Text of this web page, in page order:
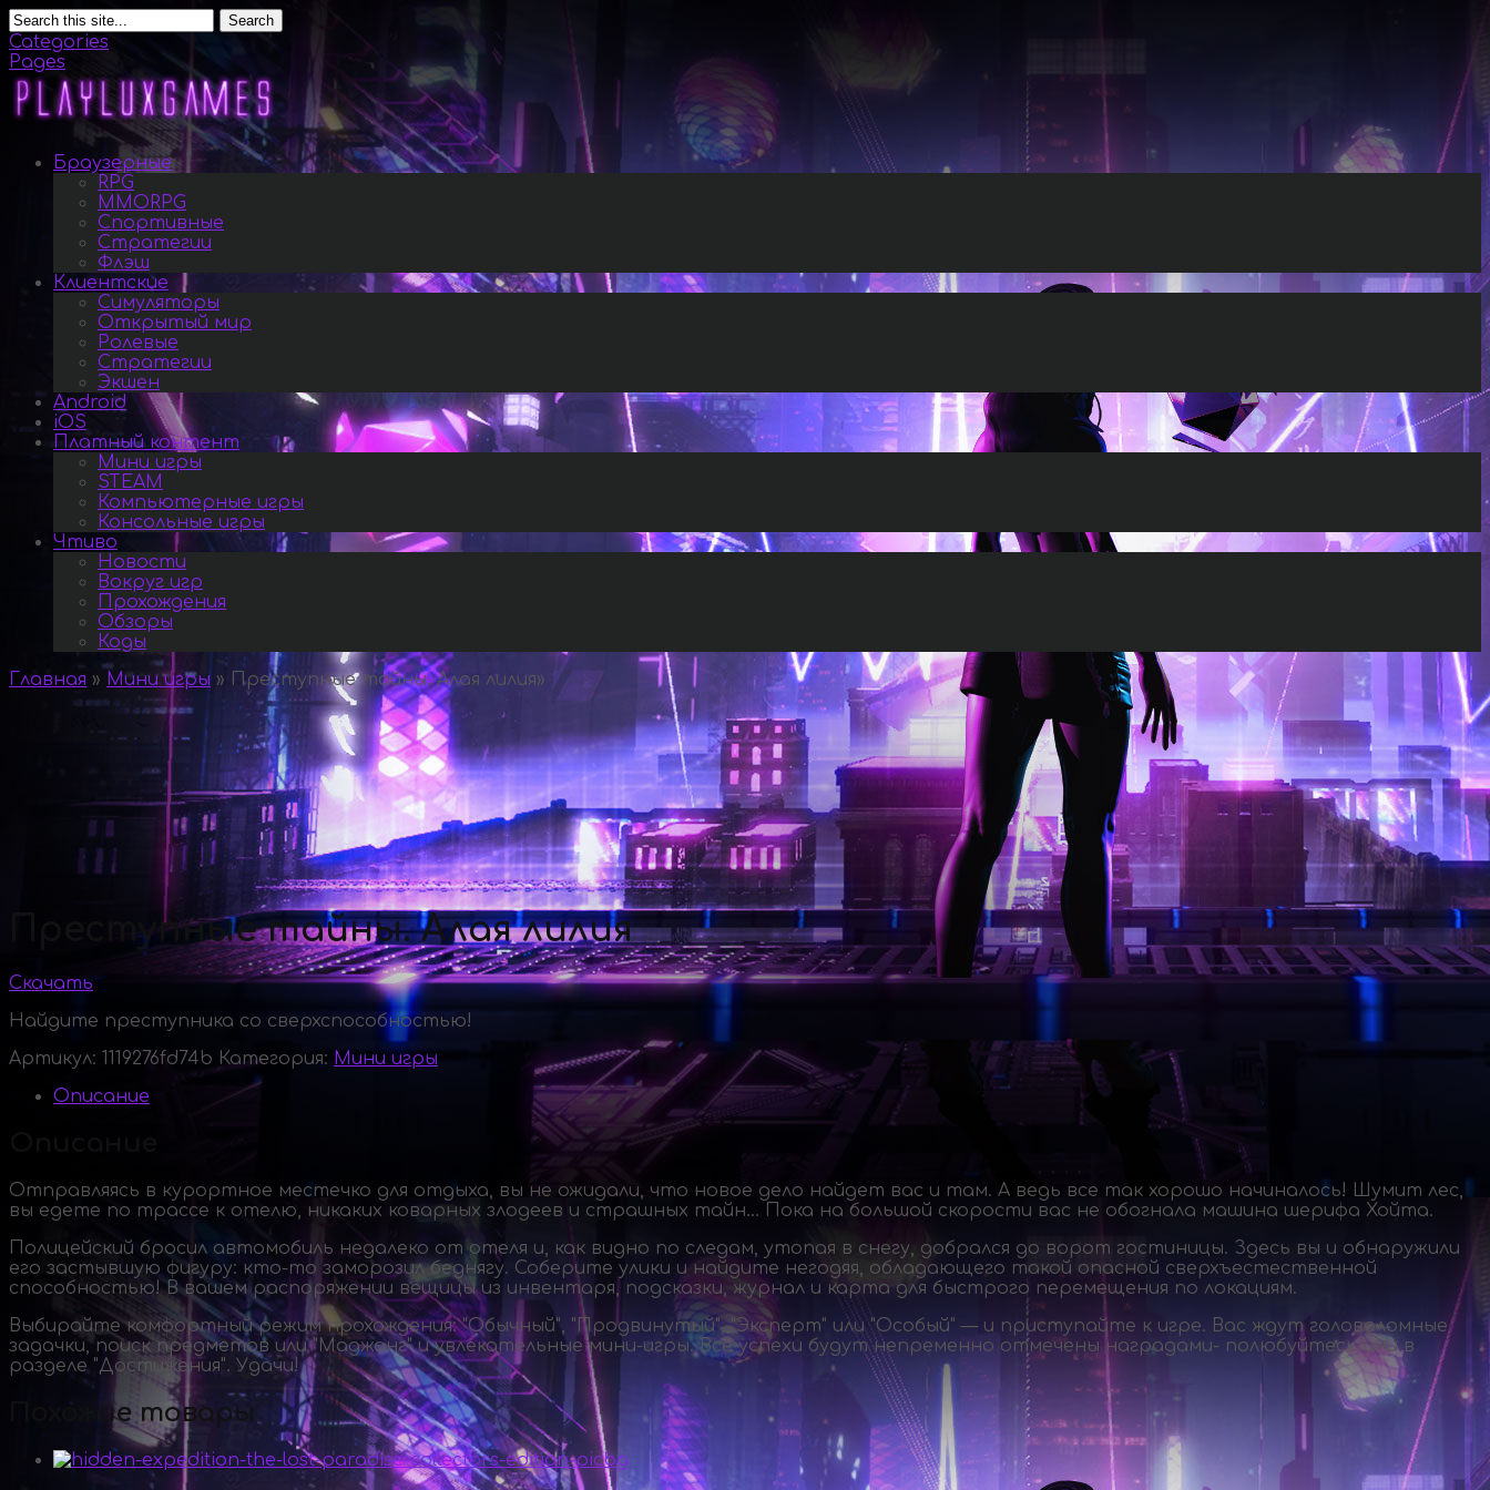
Search
Categories
Pages
Браузерные
RPG
MMORPG
Спортивные
Стратегии
Флэш
Клиентские
Симуляторы
Открытый мир
Ролевые
Стратегии
Экшен
Android
iOS
Платный контент
Мини игры
STEAM
Компьютерные игры
Консольные игры
Чтиво
Новости
Вокруг игр
Прохождения
Обзоры
Коды
Главная » Мини игры » Преступные тайны. Алая лилия»
Преступные тайны. Алая лилия
Скачать
Найдите преступника со сверхспособностью!
Артикул: 1119276fd74b Категория: Мини игры
Описание
Отправляясь в курортное местечко для отдыха, вы не ожидали, что новое дело найдет вас и там. А ведь все так хорошо начиналось! Шумит лес,
вы едете по трассе к отелю, никаких коварных злодеев и страшных тайн… Пока на большой скорости вас не обогнала машина шерифа Хойта.
Полицейский бросил автомобиль недалеко от отеля и, как видно по следам, утопая в снегу, добрался до ворот гостиницы. Здесь вы и обнаружили
его застывшую фигуру: кто-то заморозил беднягу. Соберите улики и найдите негодяя, обладающего такой опасной сверхъестественной
способностью! В вашем распоряжении вещицы из инвентаря, подсказки, журнал и карта для быстрого перемещения по локациям.
Выбирайте комфортный режим прохождения: "Обычный", "Продвинутый", "Эксперт" или "Особый" — и приступайте к игре. Вас ждут головоломные
задачки, поиск предметов или "Маджонг" и увлекательныемини-игры. Все успехи будут непременно отмечены наградами- полюбуйтесь ими в
разделе "Достижения". Удачи!
Похожие товары